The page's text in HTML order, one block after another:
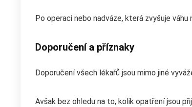
Po operaci nebo nadváze, která zvyšuje
Doporučení a příznaky
Doporučení všech lékařů jsou mimo jiné
Avšak bez ohledu na to, kolik opatření jsou